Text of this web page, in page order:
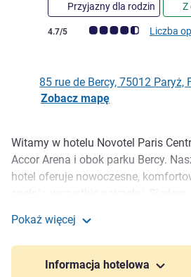
Przyjazny dla rodzin Z
Ocena klientów (Ocena ALL)
4.7/5 Liczba
85 rue de Bercy, 75012 Paryż,
Zobacz mapę
Opis
Witamy w hotelu Novotel Paris
Accor Arena i obok parku Bercy.
hotel oferuje nowoczesne,
sprzęt technologiczny, idealne do
Restauracja Le Paris Bercy
bistro do jasnej i przestronnej
Pokaż więcej
Informacja hotelowa